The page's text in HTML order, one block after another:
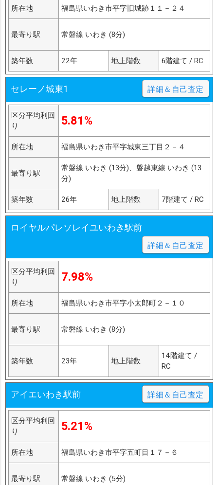
所在地 福島県いわき市平字旧城跡１１－２４
最寄り駅 常磐線 いわき (8分)
築年数 22年 地上階数 6階建て / RC
セレーノ城東1 詳細＆自己査定
区分平均利回
り
5.81%
所在地 福島県いわき市平字城東三丁目２－４
最寄り駅
常磐線 いわき (13分)、磐越東線 いわき (13
分)
築年数 26年 地上階数 7階建て / RC
ロイヤルパレソレイユいわき駅前
詳細＆自己査定
区分平均利回
り
7.98%
所在地 福島県いわき市平字小太郎町２－１０
最寄り駅 常磐線 いわき (8分)
築年数 23年 地上階数
14階建て /
RC
アイエいわき駅前 詳細＆自己査定
区分平均利回
り
5.21%
所在地 福島県いわき市平字五町目１７－６
最寄り駅 常磐線 いわき (5分)